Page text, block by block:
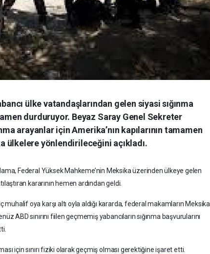
ülke vatandaşlarından gelen siyasi sığınma
durduruyor. Beyaz Saray Genel Sekreter
arayanlar için Amerika’nın kapılarının tamamen
ülkelere yönlendirileceğini açıkladı.
Federal Yüksek Mahkeme’nin Meksika üzerinden ülkeye gelen
kararının hemen ardından geldi.
oya karşı altı oyla aldığı kararda, federal makamların Meksika
ABD sınırını fiilen geçmemiş yabancıların sığınma başvurularını
için sınırı fiziki olarak geçmiş olması gerektiğine işaret etti.